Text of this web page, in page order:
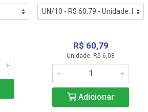
R$ 60,79
Unidade: R$ 6,08
Adicionar